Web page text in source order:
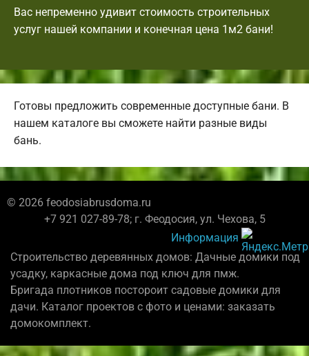
Вас непременно удивит стоимость строительных
услуг нашей компании и конечная цена 1м2 бани!
Готовы предложить современные доступные бани. В
нашем каталоге вы сможете найти разные виды
бань.
© 2026 feodosiabrusdoma.ru
+7 921 027-89-78; г. Феодосия, ул. Чехова, 5
Информация
Строительство деревянных домов: Дачные домики под
усадку, каркасные дома под ключ для пмж.
Бригада плотников постороит садовые домики для
дачи. Каталог проектов с фото и ценами: заказать
домокомплект.